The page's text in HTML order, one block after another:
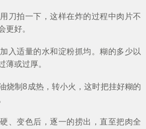
刀拍一下，这样在炸的过程中肉片不
更好。
入适量的水和淀粉抓均。糊的多少以
薄或过厚。
烧制8成热，转小火，这时把挂好糊的
、变色后，逐一的捞出，直至把肉全